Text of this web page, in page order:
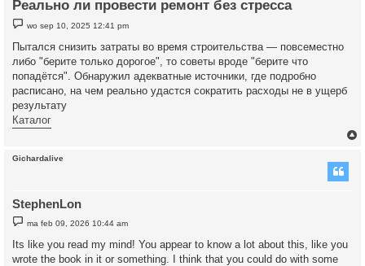
Реально ли провести ремонт без стресса
e
i
c
t
wo sep 10, 2025 12:41 pm
Пытался снизить затраты во время строительства — повсеместно
либо "берите только дорогое", то советы вроде "берите что
попадётся". Обнаружил адекватные источники, где подробно
расписано, на чем реально удастся сократить расходы не в ущерб
результату
Каталог
Gichardalive
StephenLon
e
c
ma feb 09, 2026 10:44 am
Its like you read my mind! You appear to know a lot about this, like you
wrote the book in it or something. I think that you could do with some